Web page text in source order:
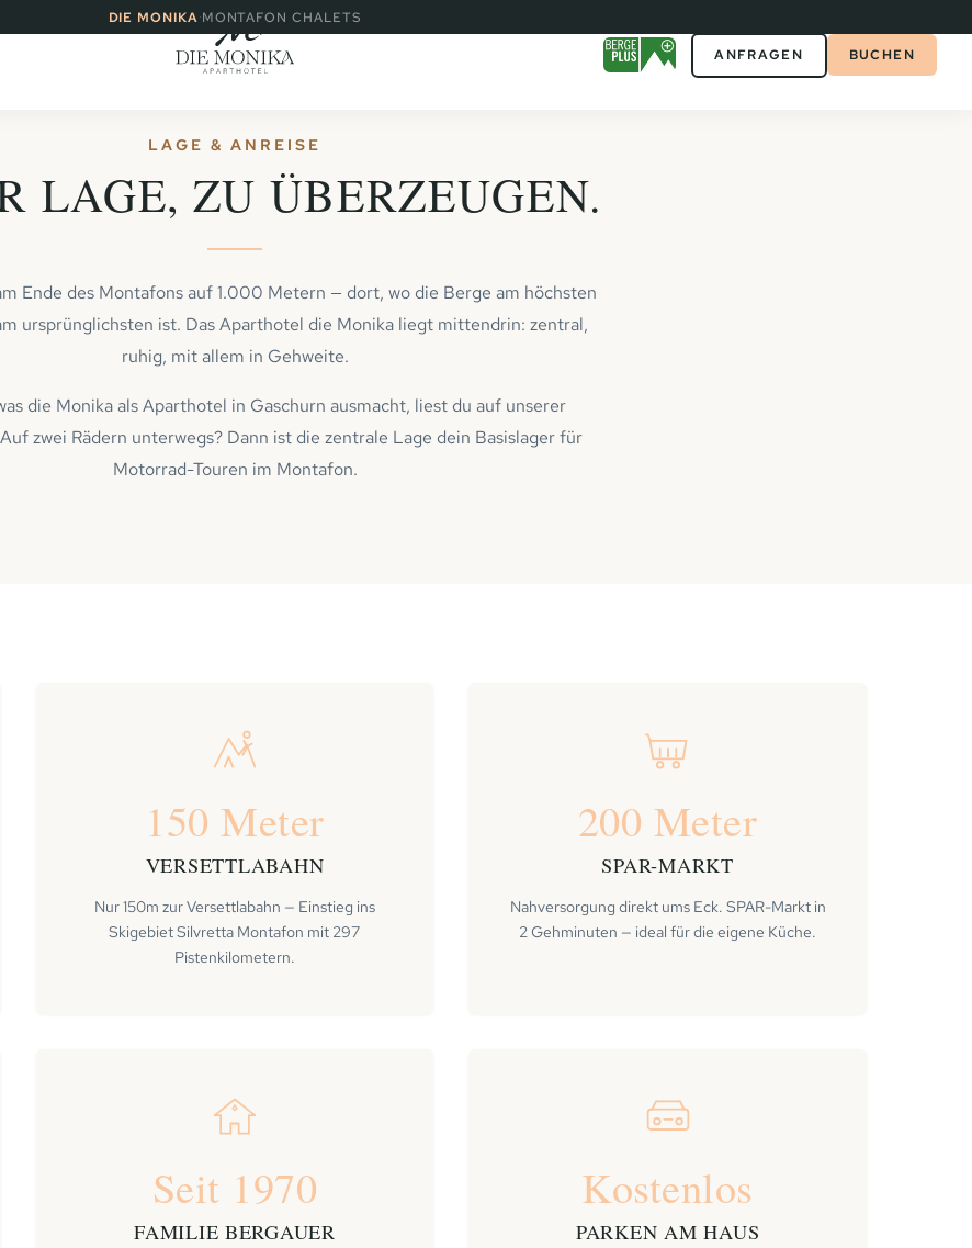
DIE MONIKA·MONTAFON CHALETS
ANFRAGEN BUCHEN
LAGE & ANREISE
LAGE, ZU ÜBERZEUGEN.
Ende des Montafons auf 1.000 Metern — dort, wo die Berge am höchsten
ursprünglichsten ist. Das Aparthotel die Monika liegt mittendrin: zentral,
ruhig, mit allem in Gehweite.
die Monika alsAparthotel in Gaschurn ausmacht, liest du auf unserer
zwei Rädern unterwegs? Dann ist die zentrale Lage dein Basislager für
Motorrad-Touren im Montafon.
150 Meter
VERSETTLABAHN
Nur 150m zur Versettlabahn — Einstieg ins
Skigebiet Silvretta Montafon mit 297
Pistenkilometern.
200 Meter
SPAR-MARKT
Nahversorgung direkt ums Eck. SPAR-Markt in
2 Gehminuten — ideal für die eigene Küche.
Seit 1970
FAMILIE BERGAUER
Kostenlos
PARKEN AM HAUS